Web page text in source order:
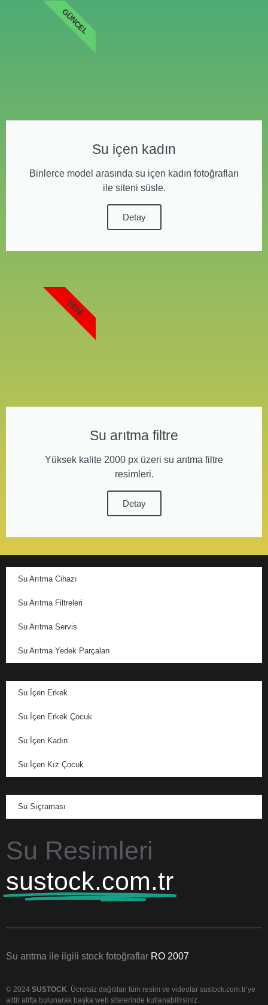
Su içen kadın
Binlerce model arasında su içen kadın fotoğrafları
ile siteni süsle.
Detay
GÜNCEL
Su arıtma filtre
Yüksek kalite 2000 px üzeri su arıtma filtre
resimleri.
Detay
YENI
Su Arıtma Cihazı
Su Arıtma Filtreleri
Su Arıtma Servis
Su Arıtma Yedek Parçaları
Su İçen Erkek
Su İçen Erkek Çocuk
Su İçen Kadın
Su İçen Kız Çocuk
Su Sıçraması
Su Resimleri
sustock.com.tr
Su arıtma ile ilgili stock fotoğraflar RO 2007
© 2024 SUSTOCK. Ücretsiz dağıtılan tüm resim ve videolar sustock.com.tr’ye
aittir atıfta bulunarak başka web sitelerinde kullanabilirsiniz.